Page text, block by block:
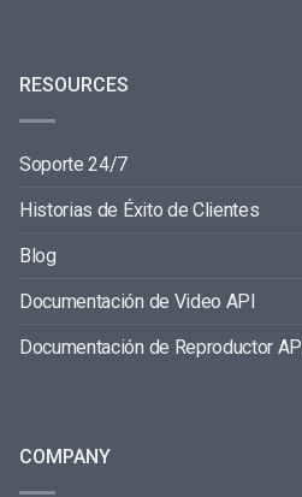
RESOURCES
Soporte 24/7
Historias de Éxito de Clientes
Blog
Documentación de Video API
Documentación de Reproductor API
COMPANY